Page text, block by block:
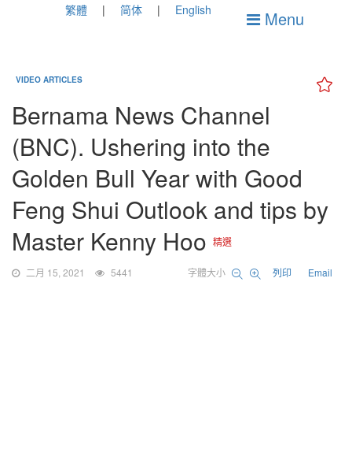
繁體 简体 English Menu
VIDEO ARTICLES
Bernama News Channel
(BNC). Ushering into the
Golden Bull Year with Good
Feng Shui Outlook and tips by
Master Kenny Hoo 精選
二月 15, 2021 5441 字體大小 列印 Email